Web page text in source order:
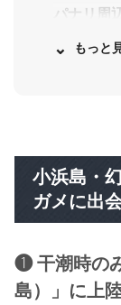
パナリ周
❷ 海上ビ
❸ 夕暮れ
探す
小浜島・
ガメに出
❶ 干潮時の
島）」に上